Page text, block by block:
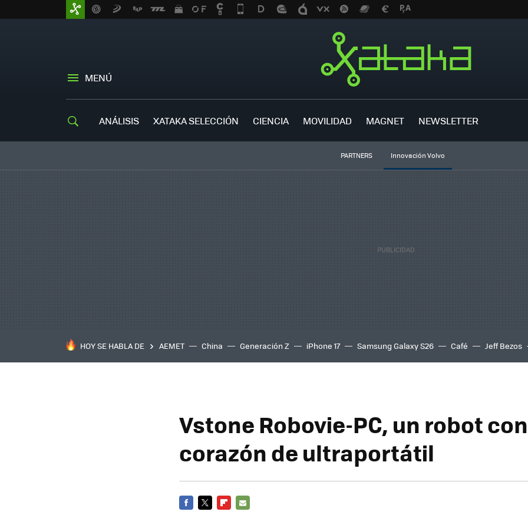
MENÚ
ANÁLISIS XATAKA SELECCIÓN CIENCIA MOVILIDAD MAGNET NEWSLETTER
PARTNERS Innovación Volvo
HOY SE HABLA DE AEMET China Generación Z iPhone 17 Samsung Galaxy S26 Café Jeff Bezos
Vstone Robovie-PC, un robot con
corazón de ultraportátil